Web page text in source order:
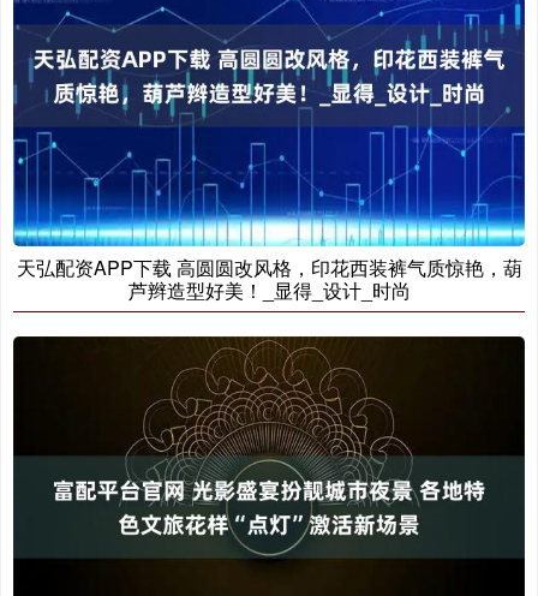
天弘配资APP下载 高圆圆改风格，印花西装裤气质惊艳，葫
芦辫造型好美！_显得_设计_时尚